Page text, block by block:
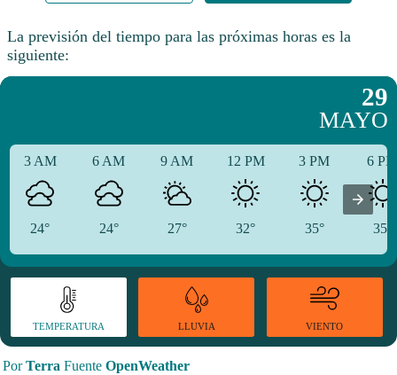
La previsión del tiempo para las próximas horas es la
siguiente:
29
MAYO
3 AM
24°
6 AM
24°
9 AM
27°
12 PM
32°
3 PM
35°
6
35°
TEMPERATURA LLUVIA VIENTO
PorTerra Fuente OpenWeather